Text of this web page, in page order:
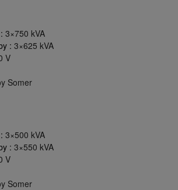
3×750 kVA
: 3×625 kVA
V
Somer
3×500 kVA
: 3×550 kVA
V
Somer